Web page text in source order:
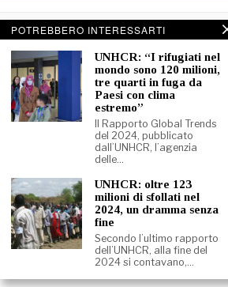
© 2026- TUTTI I DIRITTI
La Discussione S.r.l. – Piazza
C.F. e P. IVA
Registrazione Tribunale di Roma n.
La società editrice è iscritta al
PRIVACY & COOKIE POLICY EDIZIONI
DICHIARAZIONE DI
POTREBBERO INTERESSARTI
UNHCR: “I rifugiati nel
mondo sono 120 milioni,
tre quarti in fuga da
Paesi con clima
estremo”
Il Rapporto Global Trends
del 2024, pubblicato
dall’UNHCR, l’agenzia
delle…
UNHCR: oltre 123
milioni di sfollati nel
2024, un dramma senza
fine
Secondo l’ultimo rapporto
dell’UNHCR, alla fine del
2024 si contavano,…